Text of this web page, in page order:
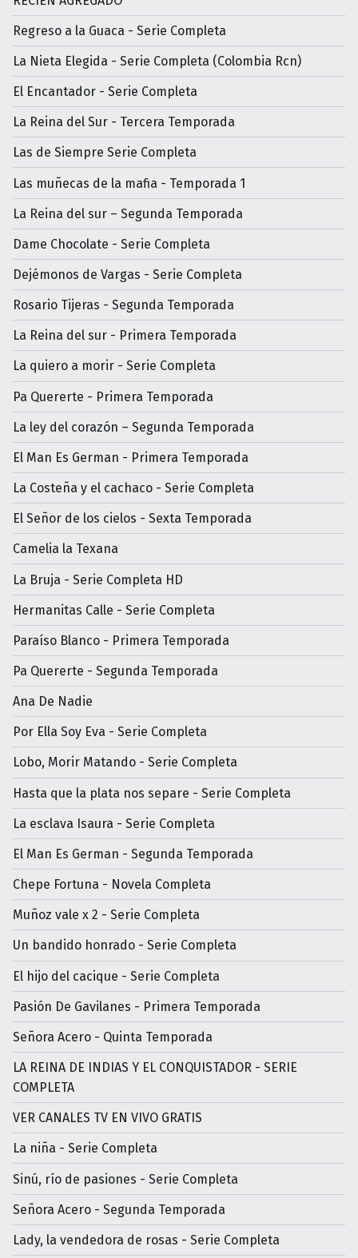
Regreso a la Guaca - Serie Completa
La Nieta Elegida - Serie Completa (Colombia Rcn)
El Encantador - Serie Completa
La Reina del Sur - Tercera Temporada
Las de Siempre Serie Completa
Las muñecas de la mafia - Temporada 1
La Reina del sur – Segunda Temporada
Dame Chocolate - Serie Completa
Dejémonos de Vargas - Serie Completa
Rosario Tijeras - Segunda Temporada
La Reina del sur - Primera Temporada
La quiero a morir - Serie Completa
Pa Quererte - Primera Temporada
La ley del corazón – Segunda Temporada
El Man Es German - Primera Temporada
La Costeña y el cachaco - Serie Completa
El Señor de los cielos - Sexta Temporada
Camelia la Texana
La Bruja - Serie Completa HD
Hermanitas Calle - Serie Completa
Paraíso Blanco - Primera Temporada
Pa Quererte - Segunda Temporada
Ana De Nadie
Por Ella Soy Eva - Serie Completa
Lobo, Morir Matando - Serie Completa
Hasta que la plata nos separe - Serie Completa
La esclava Isaura - Serie Completa
El Man Es German - Segunda Temporada
Chepe Fortuna - Novela Completa
Muñoz vale x 2 - Serie Completa
Un bandido honrado - Serie Completa
El hijo del cacique - Serie Completa
Pasión De Gavilanes - Primera Temporada
Señora Acero - Quinta Temporada
LA REINA DE INDIAS Y EL CONQUISTADOR - SERIE
COMPLETA
VER CANALES TV EN VIVO GRATIS
La niña - Serie Completa
Sinú, río de pasiones - Serie Completa
Señora Acero - Segunda Temporada
Lady, la vendedora de rosas - Serie Completa